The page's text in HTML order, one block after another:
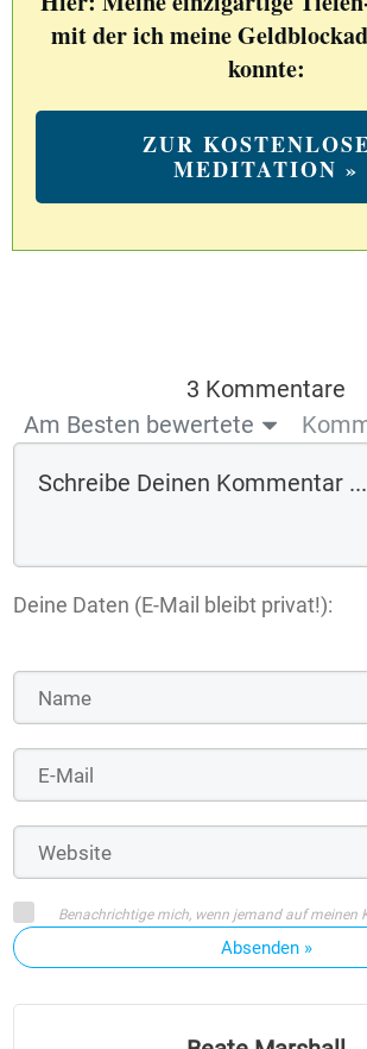
mit der ich meine
konnte:
ZUR
MEDITATION »
3 Kommentare
Am Besten bewertete
Deine Daten (E-Mail bleibt privat!):
Benachrichtige mich, wenn jemand auf meinen
Absenden »